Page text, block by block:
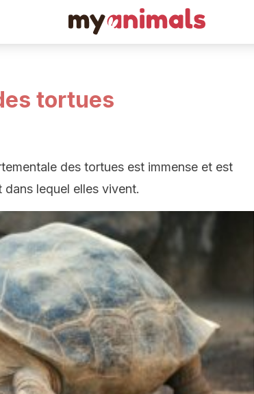
tortues
des tortues est immense et est
lequel elles vivent.